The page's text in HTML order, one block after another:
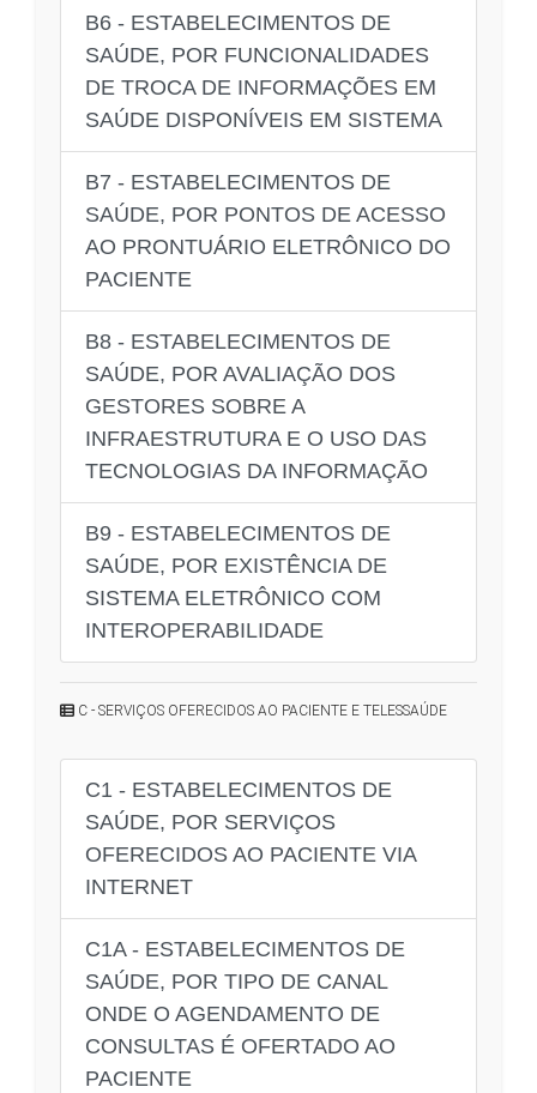
B6 - ESTABELECIMENTOS DE
SAÚDE, POR FUNCIONALIDADES
DE TROCA DE INFORMAÇÕES EM
SAÚDE DISPONÍVEIS EM SISTEMA
B7 - ESTABELECIMENTOS DE
SAÚDE, POR PONTOS DE ACESSO
AO PRONTUÁRIO ELETRÔNICO DO
PACIENTE
B8 - ESTABELECIMENTOS DE
SAÚDE, POR AVALIAÇÃO DOS
GESTORES SOBRE A
INFRAESTRUTURA E O USO DAS
TECNOLOGIAS DA INFORMAÇÃO
B9 - ESTABELECIMENTOS DE
SAÚDE, POR EXISTÊNCIA DE
SISTEMA ELETRÔNICO COM
INTEROPERABILIDADE
C - SERVIÇOS OFERECIDOS AO PACIENTE E TELESSAÚDE
C1 - ESTABELECIMENTOS DE
SAÚDE, POR SERVIÇOS
OFERECIDOS AO PACIENTE VIA
INTERNET
C1A - ESTABELECIMENTOS DE
SAÚDE, POR TIPO DE CANAL
ONDE O AGENDAMENTO DE
CONSULTAS É OFERTADO AO
PACIENTE